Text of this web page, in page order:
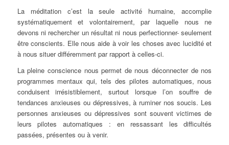
La méditation c’est la seule activité humaine, accomplie
systématiquement et volontairement, par laquelle nous ne
devons ni rechercher un résultat ni nous perfectionner- seulement
être conscients. Elle nous aide à voir les choses avec lucidité et
à nous situer différemment par rapport à celles-ci.
La pleine conscience nous permet de nous déconnecter de nos
programmes mentaux qui, tels des pilotes automatiques, nous
conduisent irrésistiblement, surtout lorsque l’on souffre de
tendances anxieuses ou dépressives, à ruminer nos soucis. Les
personnes anxieuses ou dépressives sont souvent victimes de
leurs pilotes automatiques : en ressassant les difficultés
passées, présentes ou à venir.